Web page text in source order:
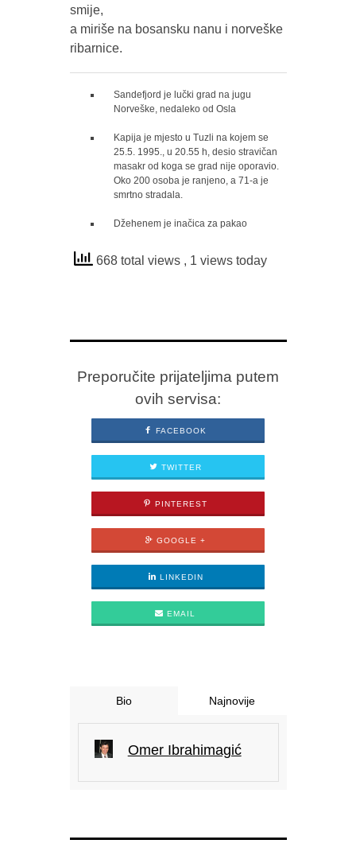
smije,
a miriše na bosansku nanu i norveške
ribarnice.
Sandefjord je lučki grad na jugu
Norveške, nedaleko od Osla
Kapija je mjesto u Tuzli na kojem se
25.5. 1995., u 20.55 h, desio stravičan
masakr od koga se grad nije oporavio.
Oko 200 osoba je ranjeno, a 71-a je
smrtno stradala.
Džehenem je inačica za pakao
668 total views , 1 views today
Preporučite prijateljima putem
ovih servisa:
FACEBOOK
TWITTER
PINTEREST
GOOGLE +
LINKEDIN
EMAIL
Bio Najnovije
Omer Ibrahimagić